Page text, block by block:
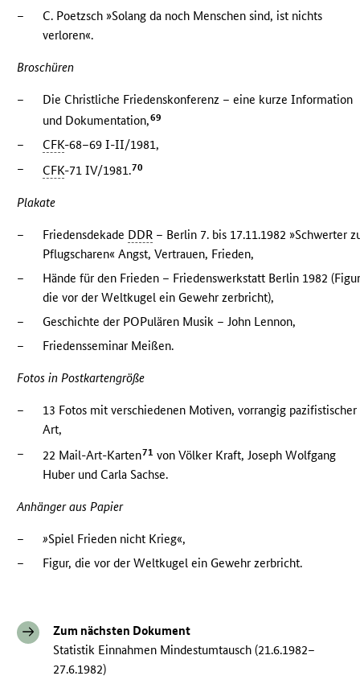
–
C. Poetzsch »Solang da noch Menschen sind, ist nichts
verloren«.
Broschüren
–
Die Christliche Friedenskonferenz – eine kurze Information
und Dokumentation,69
– CFK-68–69 I-II/1981,
–
CFK-71 IV/1981.70
Plakate
– Friedensdekade DDR – Berlin 7. bis 17.11.1982 »Schwerter
Pflugscharen« Angst, Vertrauen, Frieden,
–
Hände für den Frieden – Friedenswerkstatt Berlin 1982
die vor der Weltkugel ein Gewehr zerbricht),
–
Geschichte der POPulären Musik – John Lennon,
–
Friedensseminar Meißen.
Fotos in Postkartengröße
–
13 Fotos mit verschiedenen Motiven, vorrangig pazifistischer
Art,
–
22 Mail-Art-Karten71 von Völker Kraft, Joseph Wolfgang
Huber und Carla Sachse.
Anhänger aus Papier
– »Spiel Frieden nicht Krieg«,
–
Figur, die vor der Weltkugel ein Gewehr zerbricht.
Zum nächsten Dokument
Statistik Einnahmen Mindestumtausch (21.6.1982–
27.6.1982)